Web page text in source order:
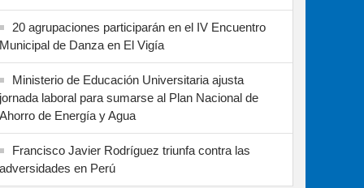
20 agrupaciones participarán en el IV Encuentro
Municipal de Danza en El Vigía
Ministerio de Educación Universitaria ajusta
jornada laboral para sumarse al Plan Nacional de
Ahorro de Energía y Agua
Francisco Javier Rodríguez triunfa contra las
adversidades en Perú